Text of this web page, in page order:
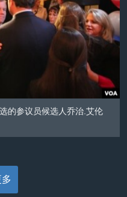
的参议员候选人乔治.艾伦